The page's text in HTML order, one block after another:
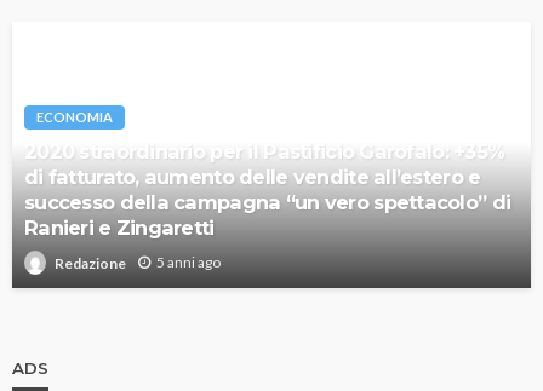
ECONOMIA
2020 straordinario per il Pastificio Garofalo: +35%
di fatturato, aumento delle vendite all’estero e
successo della campagna “un vero spettacolo” di
Ranieri e Zingaretti
Redazione 5 anni ago
ADS